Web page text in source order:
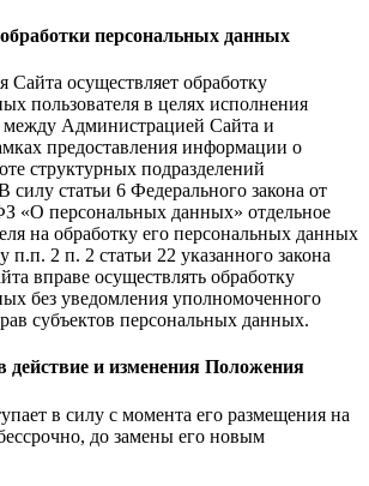
персональных данных
осуществляет обработку
пользователя в целях исполнения
между Администрацией Сайта и
предоставления информации о
структурных подразделений
силу статьи 6 Федерального закона от
«О персональных данных» отдельное
на обработку его персональных данных
п.п. 2 п. 2 статьи 22 указанного закона
вправе осуществлять обработку
без уведомления уполномоченного
субъектов персональных данных.
действие и изменения Положения
в силу с момента его размещения на
до замены его новым